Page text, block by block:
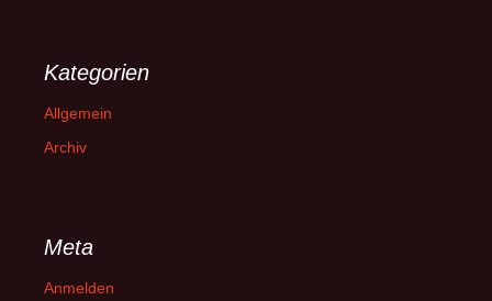
Kategorien
Allgemein
Archiv
Meta
Anmelden